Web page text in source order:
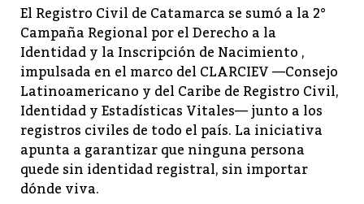
El Registro Civil de Catamarca se sumó a la 2°
Campaña Regional por el Derecho a la
Identidad y la Inscripción de Nacimiento ,
impulsada en el marco del CLARCIEV —Consejo
Latinoamericano y del Caribe de Registro Civil,
Identidad y Estadísticas Vitales— junto a los
registros civiles de todo el país. La iniciativa
apunta a garantizar que ninguna persona
quede sin identidad registral, sin importar
dónde viva.